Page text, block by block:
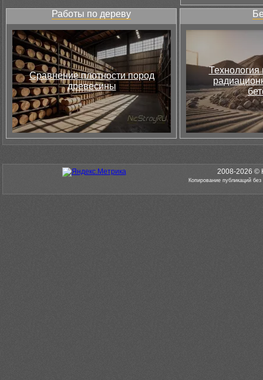
Работы по дереву
Сравнение плотности пород
древесины
Технология
2008-2026 ©
Копирование публикаций